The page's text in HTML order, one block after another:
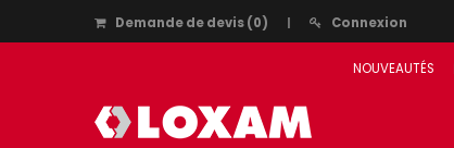
Demande de devis(0) Connexion
NOUVEAUTÉS